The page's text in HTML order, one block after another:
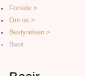
Forside >
Om os >
Bestyrelsen >
Basir